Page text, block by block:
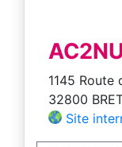
1145 Route
32800
Site